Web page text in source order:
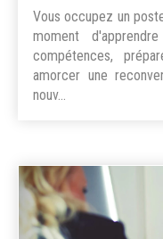
Vous occupez un
moment
compétences,
amorcer une
nouv...